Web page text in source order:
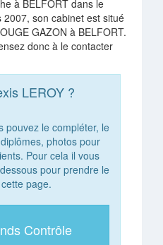
à BELFORT dans le
son cabinet est situé
GAZON à BELFORT.
donc à le contacter
LEROY ?
pouvez le compléter, le
photos pour
Pour cela il vous
pour prendre le
page.
Contrôle